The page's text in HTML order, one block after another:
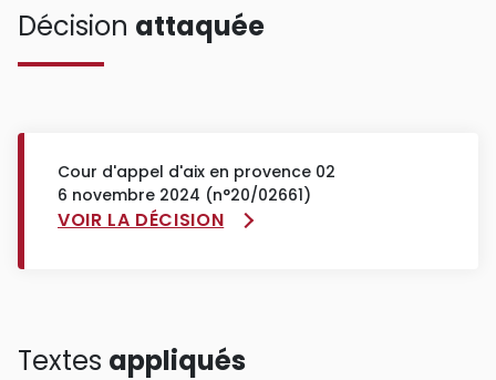
Décision attaquée
Cour d'appel d'aix en provence 02
6 novembre 2024 (n°20/02661)
VOIR LA DÉCISION
Textes appliqués